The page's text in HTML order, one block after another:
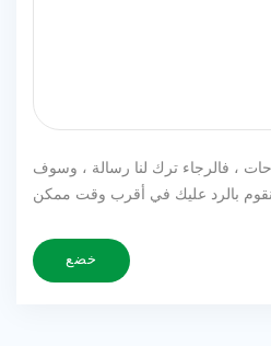
، فالرجاء ترك لنا رسالة ، وسوف